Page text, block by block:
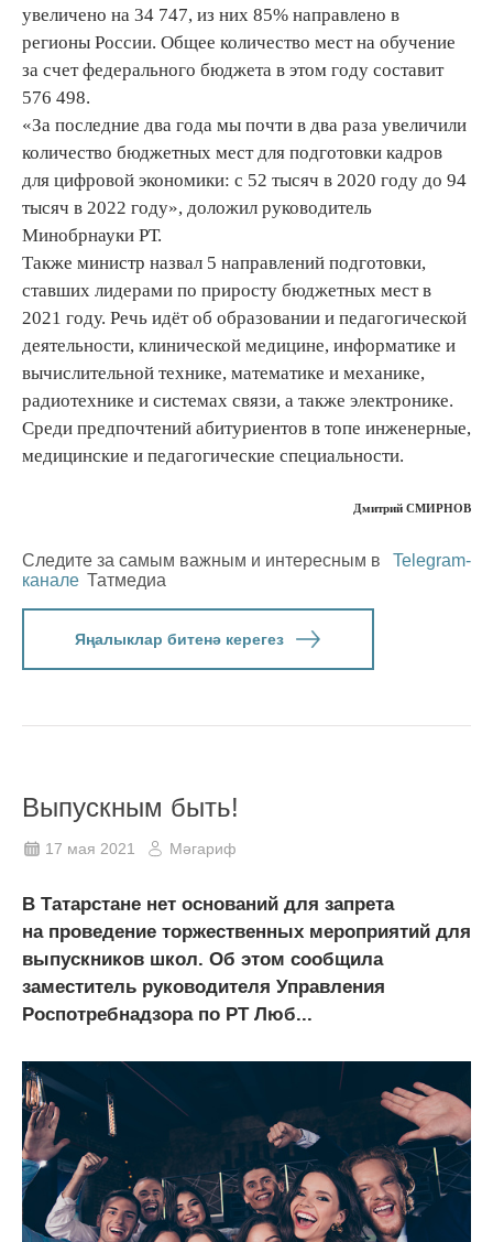
увеличено на 34 747, из них 85% направлено в
регионы России. Общее количество мест на обучение
за счет федерального бюджета в этом году составит
576 498.
«За последние два года мы почти в два раза увеличили
количество бюджетных мест для подготовки кадров
для цифровой экономики: с 52 тысяч в 2020 году до 94
тысяч в 2022 году», доложил руководитель
Минобрнауки РТ.
Также министр назвал 5 направлений подготовки,
ставших лидерами по приросту бюджетных мест в
2021 году. Речь идёт об образовании и педагогической
деятельности, клинической медицине, информатике и
вычислительной технике, математике и механике,
радиотехнике и системах связи, а также электронике.
Среди предпочтений абитуриентов в топе инженерные,
медицинские и педагогические специальности.
Дмитрий СМИРНОВ
Следите за самым важным и интересным в
Telegram-
канале Татмедиа
Яңалыклар битенә керегез
Выпускным быть!
17 мая 2021 Мәгариф
В Татарстане нет оснований для запрета
на проведение торжественных мероприятий для
выпускников школ. Об этом сообщила
заместитель руководителя Управления
Роспотребнадзора по РТ Люб...